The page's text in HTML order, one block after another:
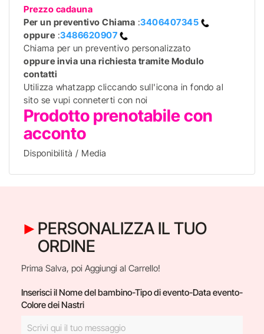
Prezzo cadauna
Per un preventivo Chiama :3406407345
oppure :3486620907
Chiama per un preventivo personalizzato
oppure invia una richiesta tramite Modulo
contatti
Utilizza whatzapp cliccando sull'icona in fondo al
sito se vupi conneterti con noi
Prodotto prenotabile con
acconto
Disponibilità / Media
PERSONALIZZA IL TUO
ORDINE
Prima Salva, poi Aggiungi al Carrello!
Inserisci il Nome del bambino-Tipo di evento-Data evento-
Colore dei Nastri